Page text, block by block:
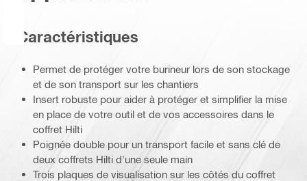
Caractéristiques
Permet de protéger votre burineur lors de son stockage
et de son transport sur les chantiers
Insert robuste pour aider à protéger et simplifier la mise
en place de votre outil et de vos accessoires dans le
coffret Hilti
Poignée double pour un transport facile et sans clé de
deux coffrets Hilti d'une seule main
Trois plaques de visualisation sur les côtés du coffret